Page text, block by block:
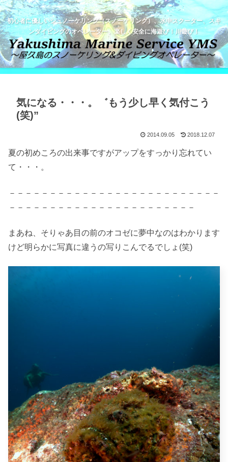
初心者に優しいシュノーケリング（スノーケリング）、水中スクーター、スキ
ンダイビングのオペレーター。楽しく安全に海遊び！川遊び！
気になる・・・。゛もう少し早く気付こう
(笑)”
2014.09.05 2018.12.07
夏の初めころの出来事ですがアップをすっかり忘れてい
て・・・。
－－－－－－－－－－－－－－－－－－－－－－－－－－
－－－－－－－－－－－－－－－－－－－－－－－
まあね、そりゃあ目の前のオコゼに夢中なのはわかります
けど明らかに写真に違うの写りこんでるでしょ(笑)